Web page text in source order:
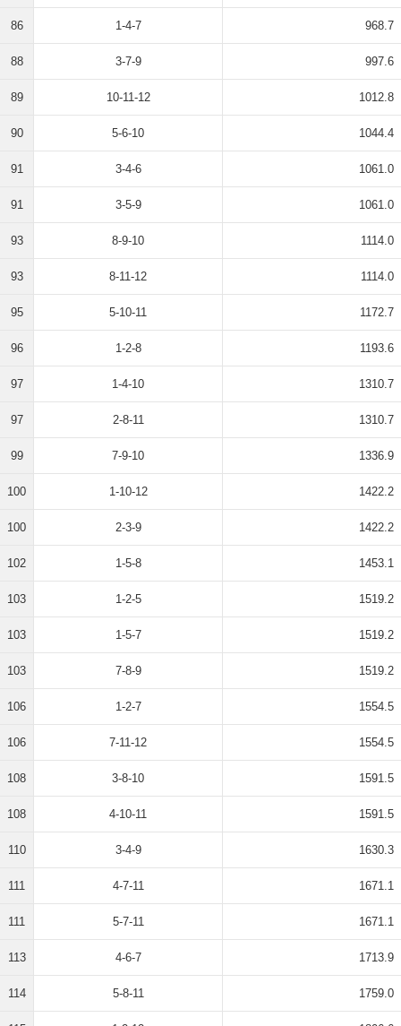
86 1-4-7 968.7
88 3-7-9 997.6
89 10-11-12 1012.8
90 5-6-10 1044.4
91 3-4-6 1061.0
91 3-5-9 1061.0
93 8-9-10 1114.0
93 8-11-12 1114.0
95 5-10-11 1172.7
96 1-2-8 1193.6
97 1-4-10 1310.7
97 2-8-11 1310.7
99 7-9-10 1336.9
100 1-10-12 1422.2
100 2-3-9 1422.2
102 1-5-8 1453.1
103 1-2-5 1519.2
103 1-5-7 1519.2
103 7-8-9 1519.2
106 1-2-7 1554.5
106 7-11-12 1554.5
108 3-8-10 1591.5
108 4-10-11 1591.5
110 3-4-9 1630.3
111 4-7-11 1671.1
111 5-7-11 1671.1
113 4-6-7 1713.9
114 5-8-11 1759.0